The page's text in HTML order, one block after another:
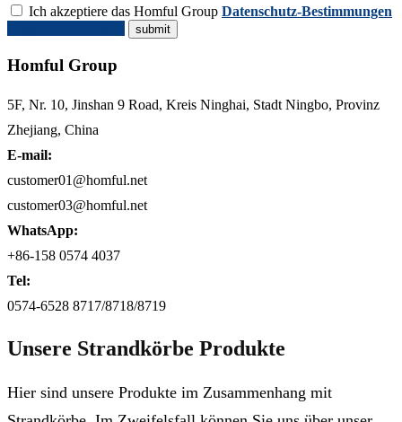
Ich akzeptiere das Homful Group Datenschutz-Bestimmungen
Homful Group
5F, Nr. 10, Jinshan 9 Road, Kreis Ninghai, Stadt Ningbo, Provinz
Zhejiang, China
E-mail:
customer01@homful.net
customer03@homful.net
WhatsApp:
+86-158 0574 4037
Tel:
0574-6528 8717/8718/8719
Unsere Strandkörbe Produkte
Hier sind unsere Produkte im Zusammenhang mit